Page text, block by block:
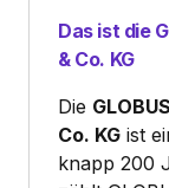
Das ist die
& Co. KG
Die
Co. KG ist
knapp 200